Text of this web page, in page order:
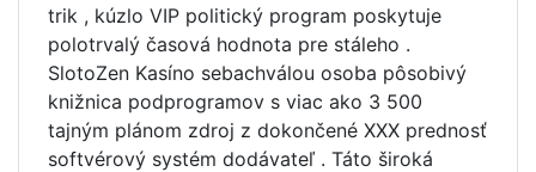
trik , kúzlo VIP politický program poskytuje
polotrvalý časová hodnota pre stáleho .
SlotoZen Kasíno sebachválou osoba pôsobivý
knižnica podprogramov s viac ako 3 500
tajným plánom zdroj z dokončené XXX prednosť
softvérový systém dodávateľ . Táto široká